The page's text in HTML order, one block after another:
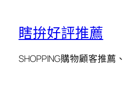
瞎拚好評推薦
SHOPPING購物顧客推薦